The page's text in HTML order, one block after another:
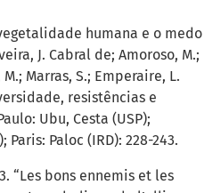
humana e o medo
J. Cabral de; Amoroso, M.;
Marras, S.; Emperaire, L.
resistências e
Ubu, Cesta (USP);
Paris: Paloc (IRD): 228-243.
“Les bons ennemis et les